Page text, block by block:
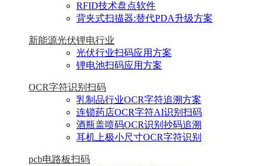
RFID技术盘点软件
背夹式扫描器:替代PDA升级方案
新能源光伏锂电行业
光伏行业扫码应用方案
锂电池扫码应用方案
OCR字符识别扫码
乳制品行业OCR字符追溯方案
连锁药店OCR字符AI识别扫码
酒瓶盖喷码OCR识别抄码追溯
耳机上极小尺寸OCR字符识别
pcb电路板扫码